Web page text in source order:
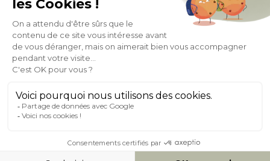
Expéditionen
24/72h
Appelez-nous Au
050 92 00 74